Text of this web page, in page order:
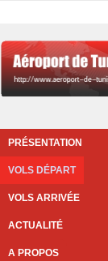
PRÉSENTATION
VOLS DÉPART
VOLS ARRIVÉE
ACTUALITÉ
A PROPOS